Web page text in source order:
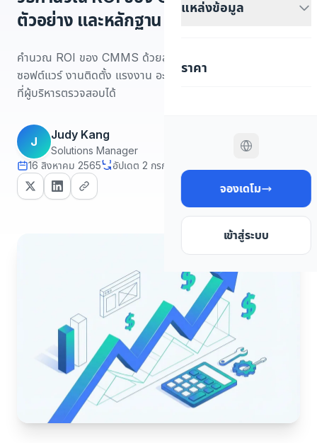
แหล่งข้อมูล
ราคา
จองเดโม
เข้าสู่ระบบ
ตัวอย่าง และหลักฐาน
คำนวณ ROI ของ CMMS ด้วยสูตรทีละขั้นตอน รวมต้นทุน
ซอฟต์แวร์ งานติดตั้ง แรงงาน อะไหล่ Downtime และหลักฐาน
ที่ผู้บริหารตรวจสอบได้
J
Judy Kang
Solutions Manager
16 สิงหาคม 2565
อัปเดต 2 กรกฎาคม 2569